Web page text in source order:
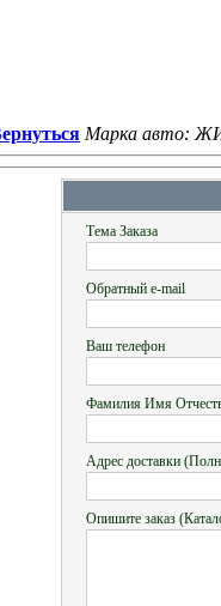
Марка авто:
Тема Заказа
Обратный e-mail
Ваш телефон
Фамилия Имя
Адрес доставки
Опишите заказ